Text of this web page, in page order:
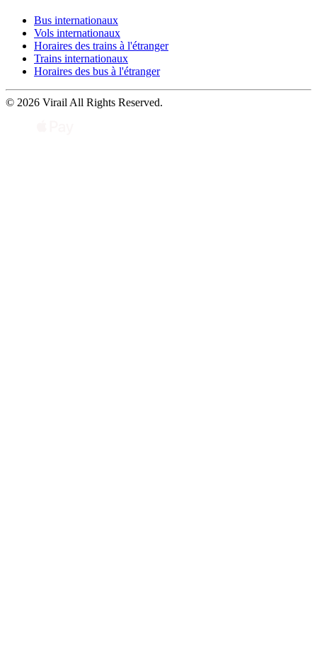
Bus internationaux
Vols internationaux
Horaires des trains à l'étranger
Trains internationaux
Horaires des bus à l'étranger
© 2026 Virail All Rights Reserved.